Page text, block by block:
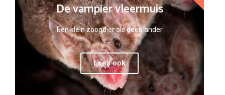
De vampier vleermuis
Een klein zoogdier als geen ander
Lees ook